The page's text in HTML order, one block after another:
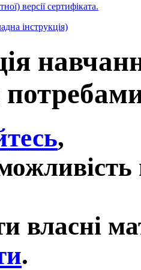
версії сертифіката.
інструкція)
,
власні
.